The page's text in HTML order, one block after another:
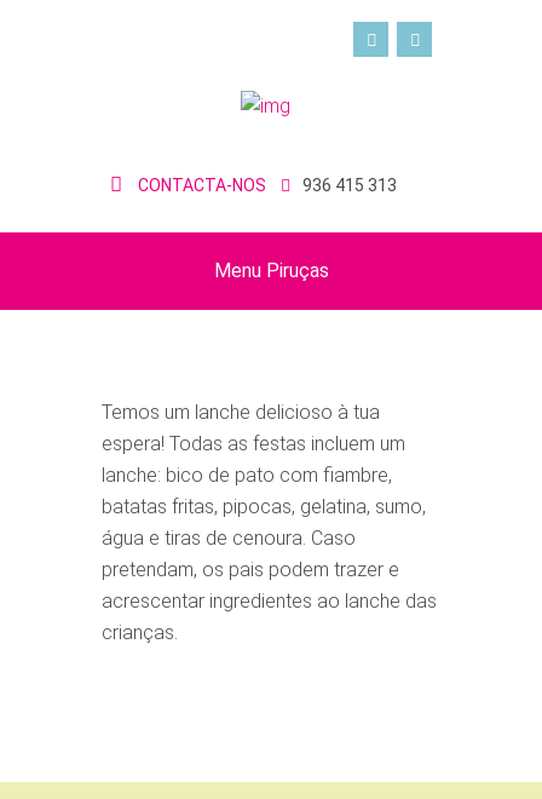
CONTACTA-NOS 936 415 313
Menu Piruças
Temos um lanche delicioso à tua
espera! Todas as festas incluem um
lanche: bico de pato com fiambre,
batatas fritas, pipocas, gelatina, sumo,
água e tiras de cenoura. Caso
pretendam, os pais podem trazer e
acrescentar ingredientes ao lanche das
crianças.